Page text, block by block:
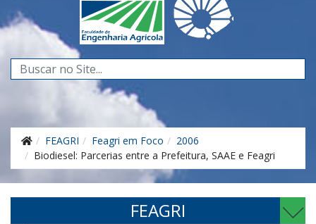
Search
...
FEAGRI Feagri em Foco
2006
Biodiesel: Parcerias entre a Prefeitura, SAAE e Feagri
FEAGRI